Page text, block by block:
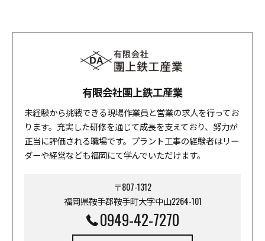
有限会社團上鉄工産業
未経験から挑戦できる現場作業員と営業の求人を行ってお
ります。充実した研修を通じて成長を支えており、努力が
正当に評価される職場です。プラント工事の経験者はリー
ダーや経営なども福岡にて学んでいただけます。
〒807-1312
福岡県鞍手郡鞍手町大字中山2264-101
0949-42-7270